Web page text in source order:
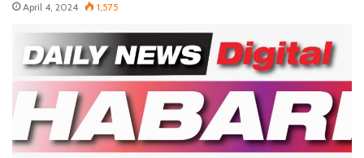
April 4, 2024 1,575